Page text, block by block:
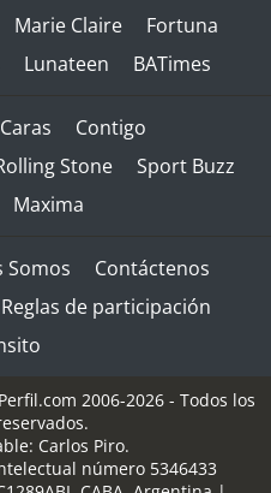
Marie Claire
Fortuna
Lunateen BATimes
Caras
Contigo
Stone
Sport Buzz
Maxima
Somos
Contáctenos
Reglas de participación
2006-2026 - Todos los
Carlos Piro.
número 5346433